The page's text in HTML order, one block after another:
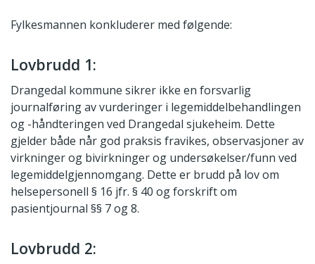
Fylkesmannen konkluderer med følgende:
Lovbrudd 1:
Drangedal kommune sikrer ikke en forsvarlig
journalføring av vurderinger i legemiddelbehandlingen
og -håndteringen ved Drangedal sjukeheim. Dette
gjelder både når god praksis fravikes, observasjoner av
virkninger og bivirkninger og undersøkelser/funn ved
legemiddelgjennomgang. Dette er brudd på lov om
helsepersonell § 16 jfr. § 40 og forskrift om
pasientjournal §§ 7 og 8.
Lovbrudd 2: